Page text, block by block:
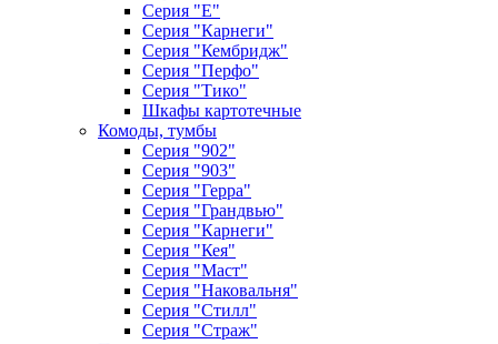
Серия "Е"
Серия "Карнеги"
Серия "Кембридж"
Серия "Перфо"
Серия "Тико"
Шкафы картотечные
Комоды, тумбы
Серия "902"
Серия "903"
Серия "Герра"
Серия "Грандвью"
Серия "Карнеги"
Серия "Кея"
Серия "Маст"
Серия "Наковальня"
Серия "Стилл"
Серия "Страж"